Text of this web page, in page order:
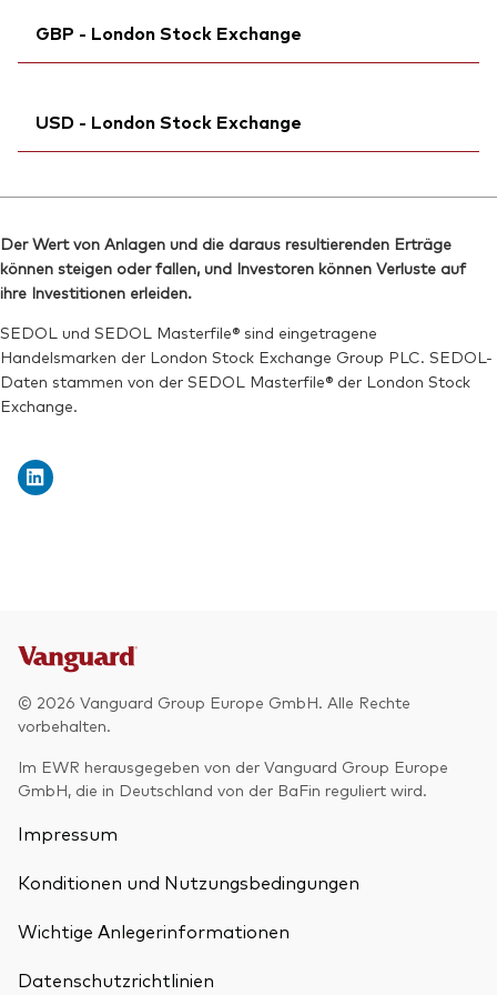
Reuters:
VUSA.S
SEDOL:B93QQN2
ISIN:IE00B3XXRP09
SEDOL: BD3V033
GBP - London Stock Exchange
Bloomberg:VUSA LN
Reuters:VUSA.L
SEDOL:B7NLLS3
Börsenticker:VUSA
USD - London Stock Exchange
ISIN:IE00B3XXRP09
Reuters:VUSD.L
SEDOL:B7NLJN4
Börsenticker:VUSD
Der Wert von Anlagen und die daraus resultierenden Erträge
können steigen oder fallen, und Investoren können Verluste auf
ihre Investitionen erleiden.
SEDOL und SEDOL Masterfile® sind eingetragene
Handelsmarken der London Stock Exchange Group PLC. SEDOL-
Daten stammen von der SEDOL Masterfile® der London Stock
Exchange.
© 2026 Vanguard Group Europe GmbH. Alle Rechte
vorbehalten.
Im EWR herausgegeben von der Vanguard Group Europe
GmbH, die in Deutschland von der BaFin reguliert wird.
Impressum
Konditionen und Nutzungsbedingungen
Wichtige Anlegerinformationen
Datenschutzrichtlinien